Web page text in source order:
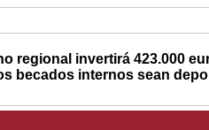
regional invertirá 423.000
becados internos sean